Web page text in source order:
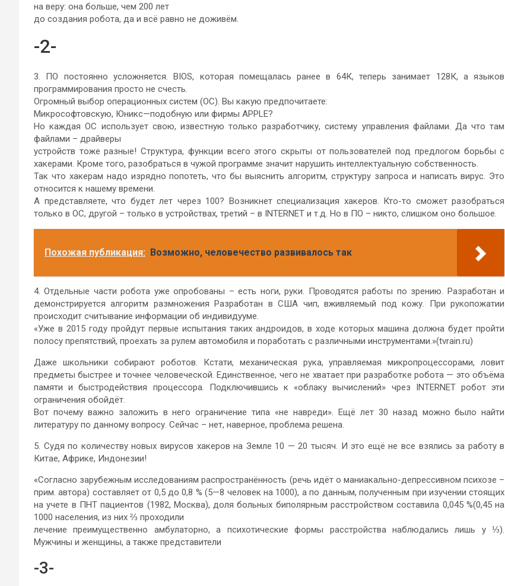
на веру: она больше, чем 200 лет
до создания робота, да и всё равно не доживём.
-2-
3. ПО постоянно усложняется. BIOS, которая помещалась ранее в 64К, теперь занимает 128К, а языков
программирования просто не счесть.
Огромный выбор операционных систем (ОС). Вы какую предпочитаете:
Микрософтовскую, Юникс—подобную или фирмы APPLE?
Но каждая ОС использует свою, известную только разработчику, систему управления файлами. Да что там
файлами – драйверы
устройств тоже разные! Структура, функции всего этого скрыты от пользователей под предлогом борьбы с
хакерами. Кроме того, разобраться в чужой программе значит нарушить интеллектуальную собственность.
Так что хакерам надо изрядно попотеть, что бы выяснить алгоритм, структуру запроса и написать вирус. Это
относится к нашему времени.
А представляете, что будет лет через 100? Возникнет специализация хакеров. Кто-то сможет разобраться
только в ОС, другой – только в устройствах, третий – в INTERNET и т.д. Но в ПО – никто, слишком оно большое.
Похожая публикация: Возможно, человечество развивалось так
4. Отдельные части робота уже опробованы – есть ноги, руки. Проводятся работы по зрению. Разработан и
демонстрируется алгоритм размножения Разработан в США чип, вживляемый под кожу. При рукопожатии
происходит считывание информации об индивидууме.
«Уже в 2015 году пройдут первые испытания таких андроидов, в ходе которых машина должна будет пройти
полосу препятствий, проехать за рулем автомобиля и поработать с различными инструментами.»(tvrain.ru)
Даже школьники собирают роботов. Кстати, механическая рука, управляемая микропроцессорами, ловит
предметы быстрее и точнее человеческой. Единственное, чего не хватает при разработке робота — это объёма
памяти и быстродействия процессора. Подключившись к «облаку вычислений» чрез INTERNET робот эти
ограничения обойдёт.
Вот почему важно заложить в него ограничение типа «не навреди». Ещё лет 30 назад можно было найти
литературу по данному вопросу. Сейчас – нет, наверное, проблема решена.
5. Судя по количеству новых вирусов хакеров на Земле 10 — 20 тысяч. И это ещё не все взялись за работу в
Китае, Африке, Индонезии!
«Согласно зарубежным исследованиям распространённость (речь идёт о маниакально-депрессивном психозе –
прим. автора) составляет от 0,5 до 0,8 % (5—8 человек на 1000), а по данным, полученным при изучении стоящих
на учете в ПНТ пациентов (1982, Москва), доля больных биполярным расстройством составила 0,045 %(0,45 на
1000 населения, из них ⅔ проходили
лечение преимущественно амбулаторно, а психотические формы расстройства наблюдались лишь у ⅓).
Мужчины и женщины, а также представители
-3-